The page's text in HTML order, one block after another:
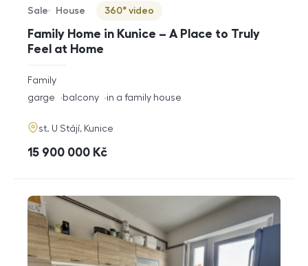
Family Home in Kunice – A Place to Truly
Feel at Home
Offer type
Sale
Property type
House
Virtuální prohlídka
360° video
rozměry
disposition
Family
funkce
garge balcony in a family house
adresa
st. U Stájí, Kunice
cena
15 900 000 Kč